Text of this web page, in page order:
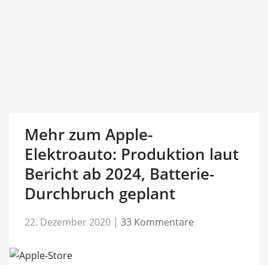
Mehr zum Apple-
Elektroauto: Produktion laut
Bericht ab 2024, Batterie-
Durchbruch geplant
22. Dezember 2020 | 33 Kommentare